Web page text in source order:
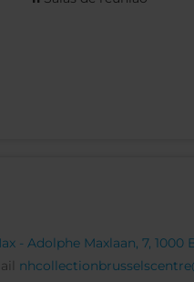
- Adolphe Maxlaan, 7, 1000